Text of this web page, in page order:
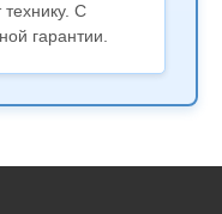
технику. С
гарантии.